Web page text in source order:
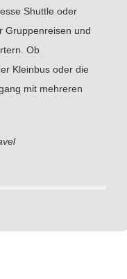
Shuttle oder
Gruppenreisen und
Ob
Kleinbus oder die
mit mehreren